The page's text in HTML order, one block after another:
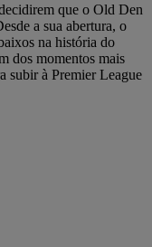
que o Old Den
a sua abertura, o
na história do
dos momentos mais
subir à Premier League